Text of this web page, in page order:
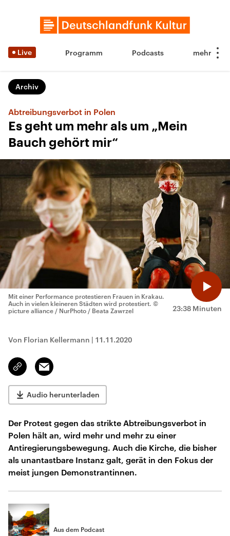
Live Programm Podcasts
Archiv
Abtreibungsverbot in Polen
Es geht um mehr als um „Mein
Bauch gehört mir“
23:38 Minuten
Mit einer Performance protestieren Frauen in Krakau.
Auch in vielen kleineren Städten wird protestiert. ©
picture alliance / NurPhoto / Beata Zawrzel
Von Florian Kellermann | 11.11.2020
Link
kopieren/teilen
Email
Audio herunterladen
Der Protest gegen das strikte Abtreibungsverbot in
Polen hält an, wird mehr und mehr zu einer
Antiregierungsbewegung. Auch die Kirche, die bisher
als unantastbare Instanz galt, gerät in den Fokus der
meist jungen Demonstrantinnen.
Aus dem Podcast